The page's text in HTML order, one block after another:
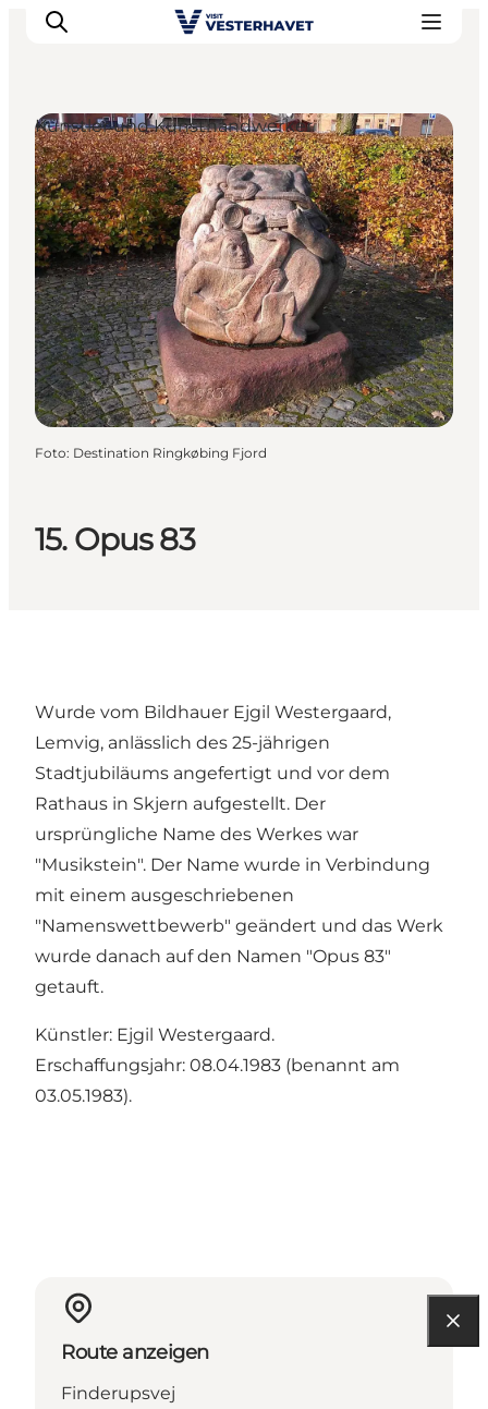
Events
Erlebnisse
Unsere Städte
Essen & Übernachtung
Tickets kaufen
Plane deine Reise
15. Opus 83
Künstler und Kunsthandwerker
Foto: Destination Ringkøbing Fjord
Wurde vom Bildhauer Ejgil Westergaard,
Lemvig, anlässlich des 25-jährigen
Stadtjubiläums angefertigt und vor dem
Rathaus in Skjern aufgestellt. Der
ursprüngliche Name des Werkes war
"Musikstein". Der Name wurde in Verbindung
mit einem ausgeschriebenen
"Namenswettbewerb" geändert und das Werk
wurde danach auf den Namen "Opus 83"
getauft.
Künstler: Ejgil Westergaard.
Erschaffungsjahr: 08.04.1983 (benannt am
03.05.1983).
Route anzeigen
Finderupsvej